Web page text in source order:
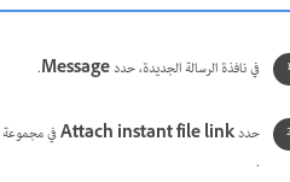
في نافذة الرسالة الجديدة، حددMessage
.
حددAttach instant file linkفي مجموعة Adobe Acrobat
.